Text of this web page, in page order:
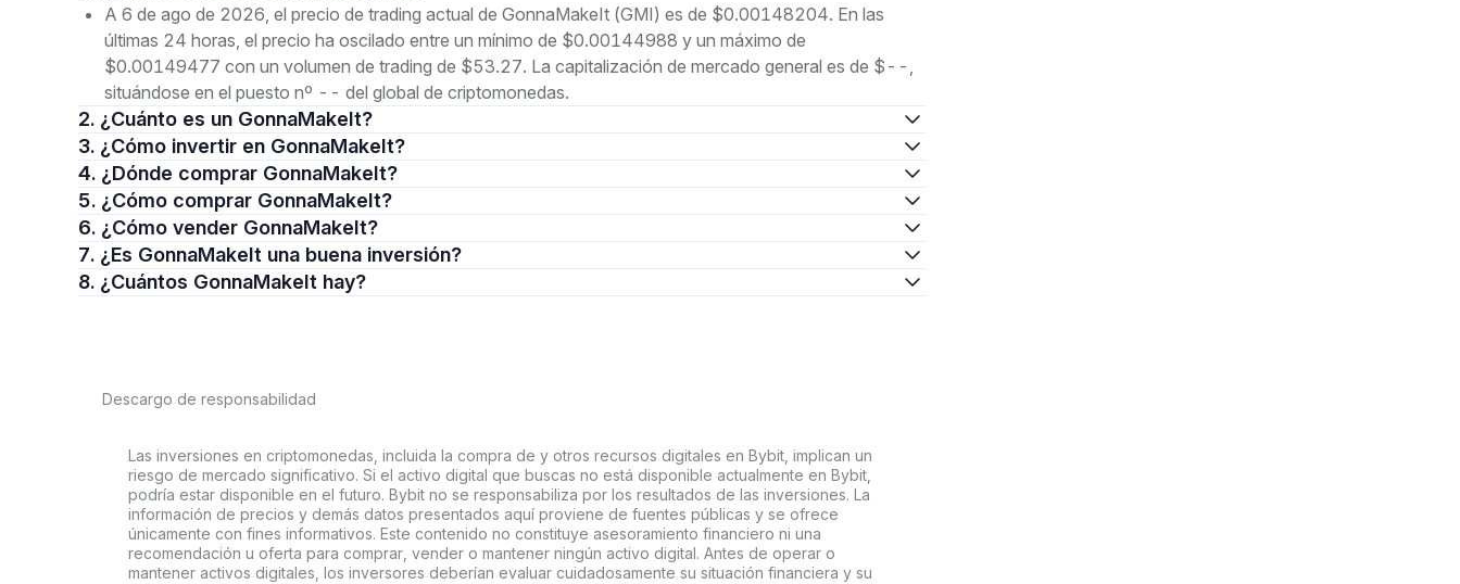
A 6 de ago de 2026, el precio de trading actual de GonnaMakeIt (GMI) es de $0.00148204. En las
últimas 24 horas, el precio ha oscilado entre un mínimo de $0.00144988 y un máximo de
$0.00149477 con un volumen de trading de $53.27. La capitalización de mercado general es de $--,
situándose en el puesto nº -- del global de criptomonedas.
2. ¿Cuánto es un GonnaMakeIt?
3. ¿Cómo invertir en GonnaMakeIt?
4. ¿Dónde comprar GonnaMakeIt?
5. ¿Cómo comprar GonnaMakeIt?
6. ¿Cómo vender GonnaMakeIt?
7. ¿Es GonnaMakeIt una buena inversión?
8. ¿Cuántos GonnaMakeIt hay?
Descargo de responsabilidad
Las inversiones en criptomonedas, incluida la compra de y otros recursos digitales en Bybit, implican un
riesgo de mercado significativo. Si el activo digital que buscas no está disponible actualmente en Bybit,
podría estar disponible en el futuro. Bybit no se responsabiliza por los resultados de las inversiones. La
información de precios y demás datos presentados aquí proviene de fuentes públicas y se ofrece
únicamente con fines informativos. Este contenido no constituye asesoramiento financiero ni una
recomendación u oferta para comprar, vender o mantener ningún activo digital. Antes de operar o
mantener activos digitales, los inversores deberían evaluar cuidadosamente su situación financiera y su